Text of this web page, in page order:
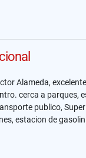
Alameda,
cerca a parques,
publico,
estacion de